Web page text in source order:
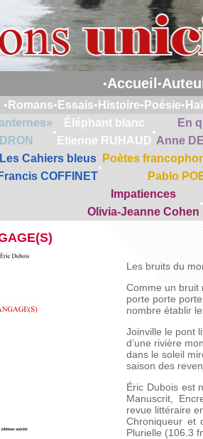
•Accueil •
• Romans• Essais• Histoire• Poésie•
•
Éléphant blanc
Etienne RUHAUD
•
En
Anne
Les Cahiers bleus
Francis COFFINET
•
Poètes
Pablo
Impatiences
Olivia-Jeanne Cohen
•
Les bruits du
Comme un bruit
porte porte
nombre établir
Joinville le pont
d’une rivière
dans le soleil
saison des
Éric Dubois est
Manuscrit,
revue littéraire
Chroniqueur et
Plurielle (106.3